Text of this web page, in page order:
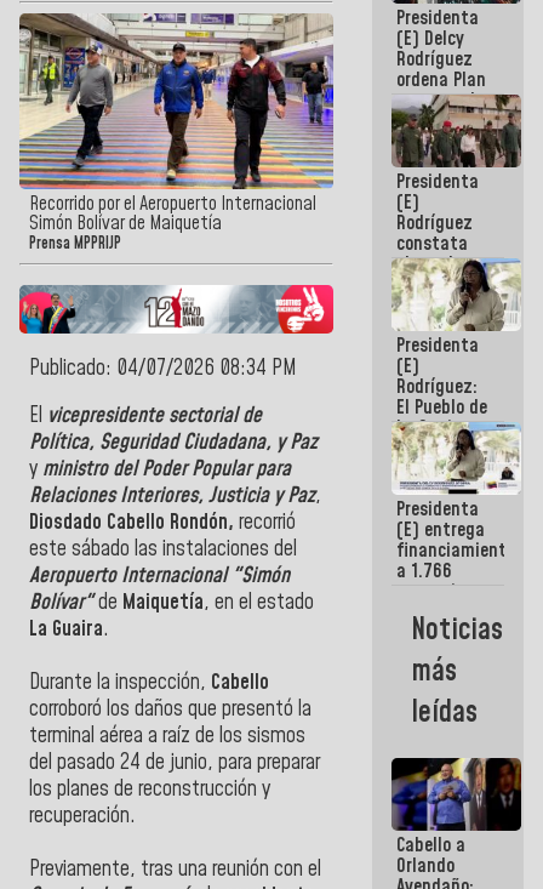
Recorrido por el Aeropuerto Internacional
Simón Bolívar de Maiquetía
Prensa MPPRIJP
Publicado: 04/07/2026 08:34 PM
El vicepresidente sectorial de
Política, Seguridad Ciudadana, y Paz
y ministro del Poder Popular para
Relaciones Interiores, Justicia y Paz,
Diosdado Cabello Rondón, recorrió
este sábado las instalaciones del
Aeropuerto Internacional "Simón
Bolívar"de Maiquetía, en el estado
La Guaira.
Durante la inspección, Cabello
corroboró los daños que presentó la
terminal aérea a raíz de los sismos
del pasado 24 de junio, para preparar
los planes de reconstrucción y
recuperación.
Previamente, tras una reunión con el
a la
AmeriCup
2027
Presidenta
(E) Delcy
Rodríguez
ordena Plan
maestro de
desarrollo
logístico y
turístico
para La
Guaira
Presidenta
(E)
Rodríguez
constata
obras de
rehabilitación
de Escuela
Militar de
Mamo en La
Guaira
Presidenta
(E)
Rodríguez:
El Pueblo de
La Guaira
siempre
estará
acompañada
por el
Gobierno
Nacional
Presidenta
(E) entrega
financiamientos
a 1.766
comerciantes
emprendedores
afectados
por
terremotos
Noticias
más
leídas
Cabello a
Orlando